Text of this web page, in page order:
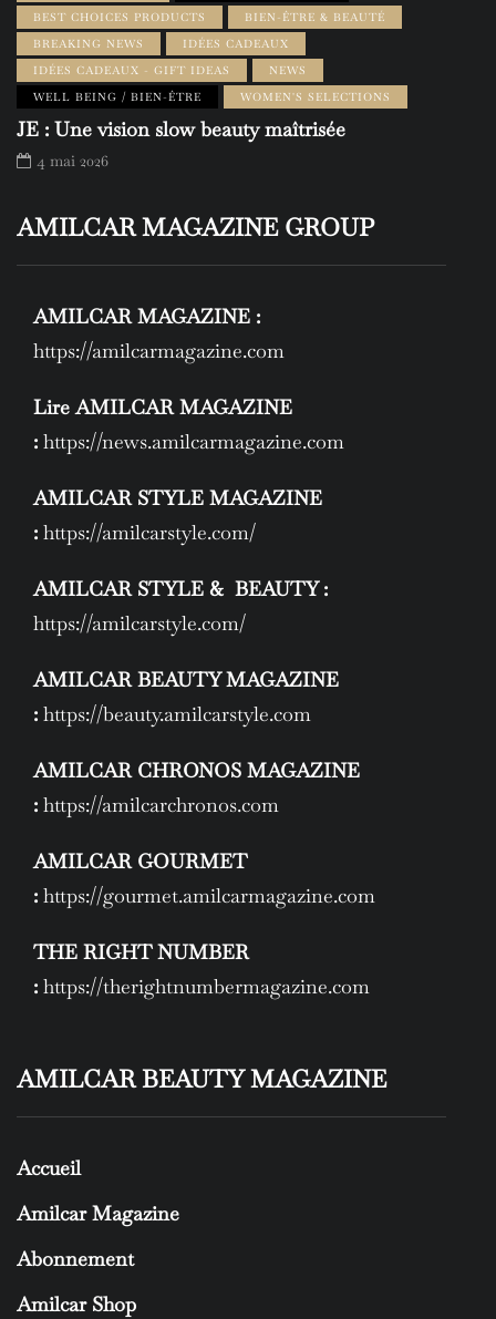
BEST CHOICES PRODUCTS
BIEN-ÊTRE & BEAUTÉ
BREAKING NEWS
IDÉES CADEAUX
IDÉES CADEAUX - GIFT IDEAS
NEWS
WELL BEING / BIEN-ÊTRE
WOMEN'S SELECTIONS
JE : Une vision slow beauty maîtrisée
4 mai 2026
AMILCAR MAGAZINE GROUP
AMILCAR MAGAZINE :
https://amilcarmagazine.com
Lire AMILCAR MAGAZINE
: https://news.amilcarmagazine.com
AMILCAR STYLE MAGAZINE
: https://amilcarstyle.com/
AMILCAR STYLE & BEAUTY :
https://amilcarstyle.com/
AMILCAR BEAUTY MAGAZINE
: https://beauty.amilcarstyle.com
AMILCAR CHRONOS MAGAZINE
: https://amilcarchronos.com
AMILCAR GOURMET
: https://gourmet.amilcarmagazine.com
THE RIGHT NUMBER
: https://therightnumbermagazine.com
AMILCAR BEAUTY MAGAZINE
Accueil
Amilcar Magazine
Abonnement
Amilcar Shop